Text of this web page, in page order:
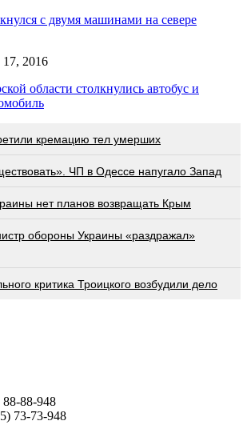
с двумя машинами на севере
2016
области столкнулись автобус и
кремацию тел умерших
ЧП в Одессе напугало Запад
нет планов возвращать Крым
обороны Украины «раздражал»
критика Троицкого возбудили дело
88-948
73-73-948